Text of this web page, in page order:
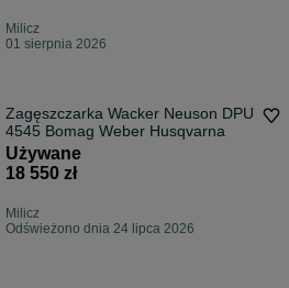
Milicz
01 sierpnia 2026
Zagęszczarka Wacker Neuson DPU
4545 Bomag Weber Husqvarna
Używane
18 550 zł
Milicz
Odświeżono dnia 24 lipca 2026